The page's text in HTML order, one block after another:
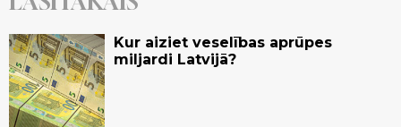
Kur aiziet veselības aprūpes
miljardi Latvijā?